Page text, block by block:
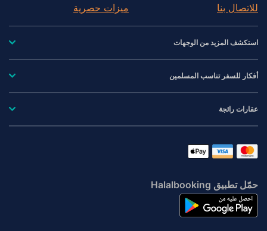
للاتصال بنا
ميزات حصرية
استكشف المزيد من الوجهات
أفكار للسفر تناسب المسلمين
عقارات رائجة
حمّل تطبيق Halalbooking